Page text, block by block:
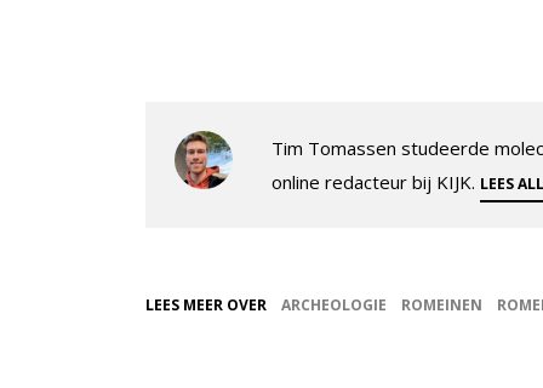
Tim Tomassen studeerde
online redacteur bij KIJK. LEES
LEES MEER OVER ARCHEOLOGIE ROMEINEN